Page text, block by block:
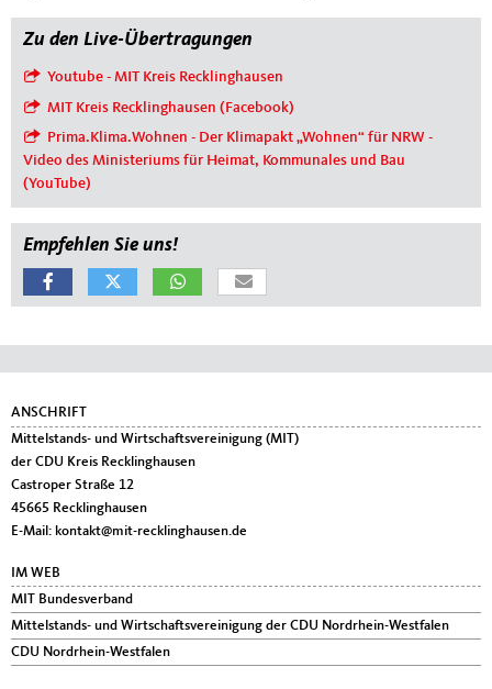
Zu den Live-Übertragungen
Youtube - MIT Kreis Recklinghausen
MIT Kreis Recklinghausen (Facebook)
Prima.Klima.Wohnen - Der Klimapakt „Wohnen“ für NRW -
Video des Ministeriums für Heimat, Kommunales und Bau
(YouTube)
Empfehlen Sie uns!
Fußbereich
ANSCHRIFT
Mittelstands- und Wirtschaftsvereinigung (MIT)
der CDU Kreis Recklinghausen
Castroper Straße 12
45665 Recklinghausen
E-Mail: kontakt@mit-recklinghausen.de
IM WEB
MIT Bundesverband
Mittelstands- und Wirtschaftsvereinigung der CDU Nordrhein-Westfalen
CDU Nordrhein-Westfalen